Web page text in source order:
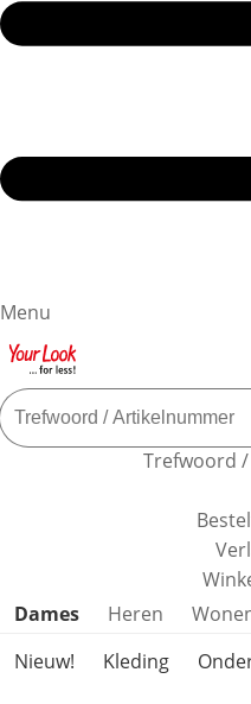
Menu
Trefwoord
Productcategorieën
Dames Heren
Nieuw!
Kleding